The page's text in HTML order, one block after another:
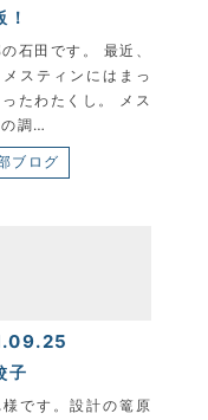
！
石田です。 最近、
メスティンにはまっ
たわたくし。 メス
の調…
ブログ
子
様です。設計の篭原